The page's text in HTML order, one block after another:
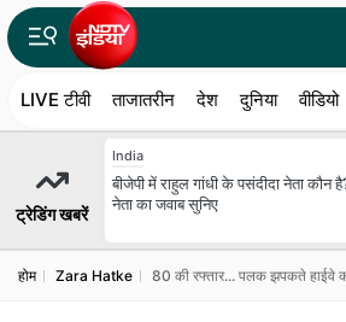
LIVE टीवी ताजातरीन देश दुनिया वीडियो
ट्रेडिंग खबरें
India
बीजेपी में राहुल गांधी के पसंदीदा नेता कौन
नेता का जवाब सुनिए
होम Zara Hatke 80 की रफ्तार... पलक झपकते हाईवे